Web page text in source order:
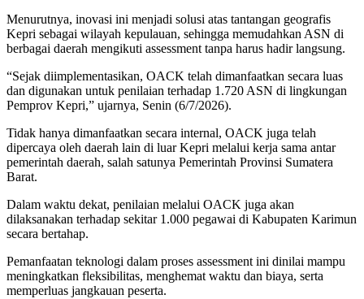
Menurutnya, inovasi ini menjadi solusi atas tantangan geografis
Kepri sebagai wilayah kepulauan, sehingga memudahkan ASN di
berbagai daerah mengikuti assessment tanpa harus hadir langsung.
“Sejak diimplementasikan, OACK telah dimanfaatkan secara luas
dan digunakan untuk penilaian terhadap 1.720 ASN di lingkungan
Pemprov Kepri,” ujarnya, Senin (6/7/2026).
Tidak hanya dimanfaatkan secara internal, OACK juga telah
dipercaya oleh daerah lain di luar Kepri melalui kerja sama antar
pemerintah daerah, salah satunya Pemerintah Provinsi Sumatera
Barat.
Dalam waktu dekat, penilaian melalui OACK juga akan
dilaksanakan terhadap sekitar 1.000 pegawai di Kabupaten Karimun
secara bertahap.
Pemanfaatan teknologi dalam proses assessment ini dinilai mampu
meningkatkan fleksibilitas, menghemat waktu dan biaya, serta
memperluas jangkauan peserta.